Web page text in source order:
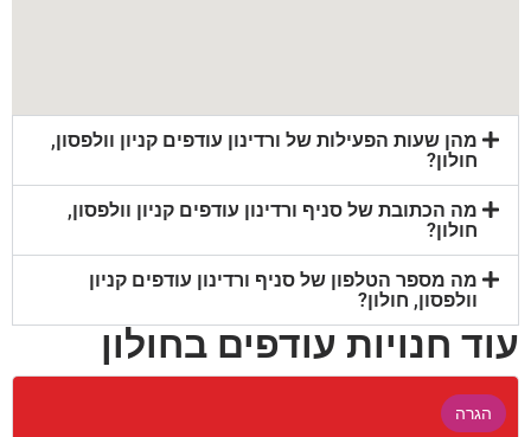
מהן שעות הפעילות של ורדינון עודפים קניון וולפסון,
חולון?
מה הכתובת של סניף ורדינון עודפים קניון וולפסון,
חולון?
מה מספר הטלפון של סניף ורדינון עודפים קניון
וולפסון, חולון?
עוד חנויות עודפים בחולון
הגרה